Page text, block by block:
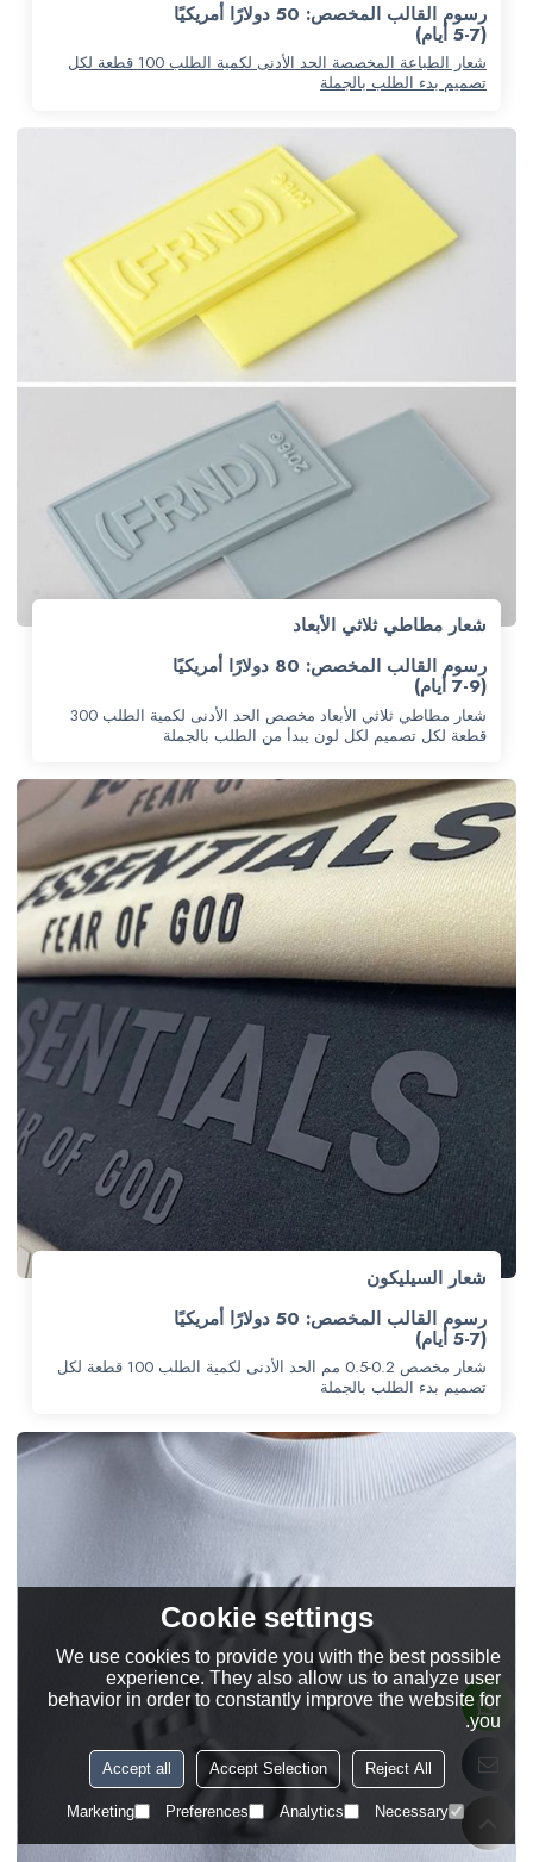
رسوم القالب المخصص: 50 دولارًا أمريكيًا
(5-7 أيام)
شعار الطباعة المخصصة الحد الأدنى لكمية الطلب 100 قطعة لكل
تصميم بدء الطلب بالجملة
شعار مطاطي ثلاثي الأبعاد
رسوم القالب المخصص: 80 دولارًا أمريكيًا
(7-9 أيام)
شعار مطاطي ثلاثي الأبعاد مخصص الحد الأدنى لكمية الطلب 300
قطعة لكل تصميم لكل لون يبدأ من الطلب بالجملة
شعار السيليكون
رسوم القالب المخصص: 50 دولارًا أمريكيًا
(5-7 أيام)
شعار مخصص 0.2-0.5 مم الحد الأدنى لكمية الطلب 100 قطعة لكل
تصميم بدء الطلب بالجملة
Cookie settings
We use cookies to provide you with the best possible
experience. They also allow us to analyze user
behavior in order to constantly improve the website for
you.
Reject All
Accept Selection
Accept all
Necessary
Analytics
Preferences
Marketing